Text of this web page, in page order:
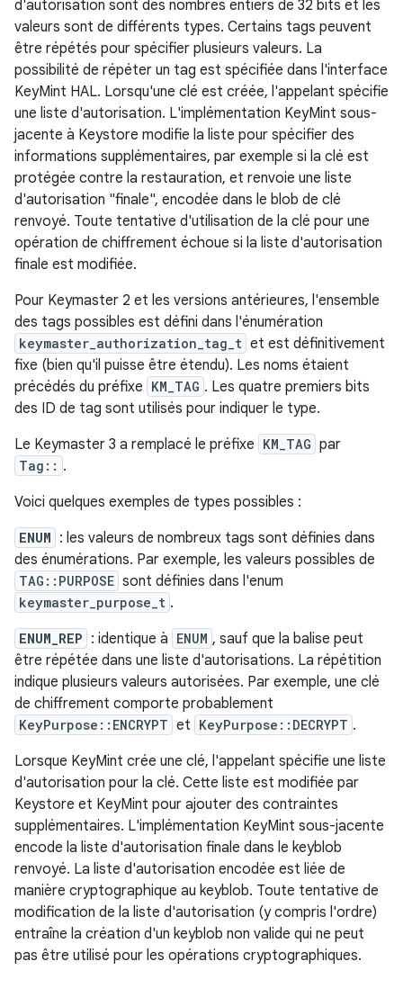
d'autorisation sont des nombres entiers de 32 bits et les
valeurs sont de différents types. Certains tags peuvent
être répétés pour spécifier plusieurs valeurs. La
possibilité de répéter un tag est spécifiée dans l'interface
KeyMint HAL. Lorsqu'une clé est créée, l'appelant spécifie
une liste d'autorisation. L'implémentation KeyMint sous-
jacente à Keystore modifie la liste pour spécifier des
informations supplémentaires, par exemple si la clé est
protégée contre la restauration, et renvoie une liste
d'autorisation "finale", encodée dans le blob de clé
renvoyé. Toute tentative d'utilisation de la clé pour une
opération de chiffrement échoue si la liste d'autorisation
finale est modifiée.
Pour Keymaster 2 et les versions antérieures, l'ensemble
des tags possibles est défini dans l'énumération
keymaster_authorization_tag_t et est définitivement
fixe (bien qu'il puisse être étendu). Les noms étaient
précédés du préfixe KM_TAG . Les quatre premiers bits
des ID de tag sont utilisés pour indiquer le type.
Le Keymaster 3 a remplacé le préfixe KM_TAG par
Tag:: .
Voici quelques exemples de types possibles :
ENUM : les valeurs de nombreux tags sont définies dans
des énumérations. Par exemple, les valeurs possibles de
TAG::PURPOSE sont définies dans l'enum
keymaster_purpose_t .
ENUM_REP : identique à ENUM , sauf que la balise peut
être répétée dans une liste d'autorisations. La répétition
indique plusieurs valeurs autorisées. Par exemple, une clé
de chiffrement comporte probablement
KeyPurpose::ENCRYPT et KeyPurpose::DECRYPT .
Lorsque KeyMint crée une clé, l'appelant spécifie une liste
d'autorisation pour la clé. Cette liste est modifiée par
Keystore et KeyMint pour ajouter des contraintes
supplémentaires. L'implémentation KeyMint sous-jacente
encode la liste d'autorisation finale dans le keyblob
renvoyé. La liste d'autorisation encodée est liée de
manière cryptographique au keyblob. Toute tentative de
modification de la liste d'autorisation (y compris l'ordre)
entraîne la création d'un keyblob non valide qui ne peut
pas être utilisé pour les opérations cryptographiques.